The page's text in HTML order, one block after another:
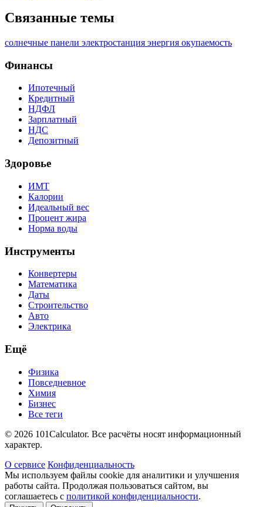
Связанные темы
солнечные панели электростанция энергия окупаемость
Финансы
Ипотечный
Кредитный
НДФЛ
Зарплатный
НДС
Депозитный
Здоровье
ИМТ
Калории
Идеальный вес
Процент жира
Норма воды
Инструменты
Конвертеры
Математика
Даты
Строительство
Авто
Электрика
Ещё
Физика
Повседневное
Химия
Бизнес
Все теги
© 2026 101Calculator. Все расчёты носят информационный
характер.
О сервисе Конфиденциальность
Мы используем файлы cookie для аналитики и улучшения
работы сайта. Продолжая пользоваться сайтом, вы
соглашаетесь с политикой конфиденциальности.